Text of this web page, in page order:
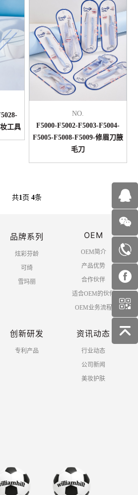
工具
NO.
F5000-F5002-F5003-F5004-
F5005-F5008-F5009-修眉刀腋
毛刀
共1 页 4条
品牌系列
炫彩芬龄
可绮
雪玛丽
OEM
OEM简介
产品优势
合作伙伴
适合OEM的伙伴
OEM业务流程
创新研发
专利产品
资讯动态
行业动态
公司新闻
美妆护肤